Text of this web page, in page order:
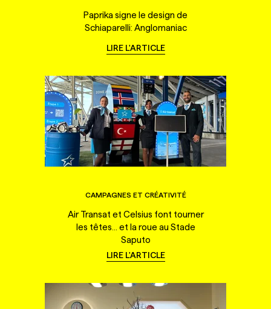
Paprika signe le design de
Schiaparelli: Anglomaniac
LIRE L'ARTICLE
CAMPAGNES ET CRÉATIVITÉ
Air Transat et Celsius font tourner
les têtes... et la roue au Stade
Saputo
LIRE L'ARTICLE